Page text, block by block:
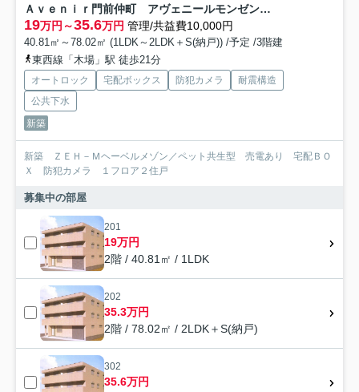
Ａｖｅｎｉｒ門前仲町 アヴェニールモンゼンナカチョウ
19万円～35.6万円 管理/共益費10,000円
40.81㎡～78.02㎡ (1LDK～2LDK＋S(納戸)) /予定 /3階建
東西線「木場」駅 徒歩21分
オートロック 宅配ボックス 防犯カメラ
耐震構造
公共下水
新築
新築 ＺＥＨ－Ｍヘーベルメゾン／ペット共生型 売電あり 宅配ＢＯ
Ｘ 防犯カメラ １フロア２住戸
募集中の部屋
201
19万円
2階 / 40.81㎡ / 1LDK
202
35.3万円
2階 / 78.02㎡ / 2LDK＋S(納戸)
302
35.6万円